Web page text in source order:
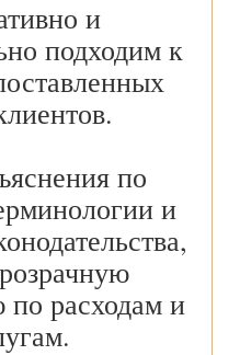
и
подходим к
по
и
по расходам и